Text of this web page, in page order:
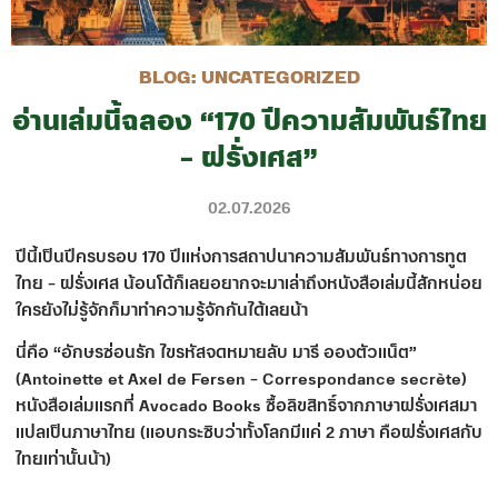
BLOG:UNCATEGORIZED
อ่านเล่มนี้ฉลอง “170 ปีความสัมพันธ์ไทย
– ฝรั่งเศส”
02.07.2026
ปีนี้เป็นปีครบรอบ 170 ปีแห่งการสถาปนาความสัมพันธ์ทางการทูต
ไทย – ฝรั่งเศส น้อนโด้ก็เลยอยากจะมาเล่าถึงหนังสือเล่มนี้สักหน่อย
ใครยังไม่รู้จักก็มาทำความรู้จักกันได้เลยน้า
นี่คือ “อักษรซ่อนรัก ไขรหัสจดหมายลับ มารี อองตัวแน็ต”
(Antoinette et Axel de Fersen – Correspondance secrète)
หนังสือเล่มแรกที่ Avocado Books ซื้อลิขสิทธิ์จากภาษาฝรั่งเศสมา
แปลเป็นภาษาไทย (แอบกระซิบว่าทั้งโลกมีแค่ 2 ภาษา คือฝรั่งเศสกับ
ไทยเท่านั้นน้า)